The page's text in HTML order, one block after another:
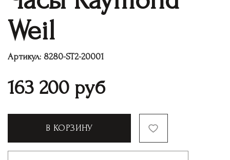
Weil
Артикул: 8280-ST2-20001
163 200 руб
В КОРЗИНУ